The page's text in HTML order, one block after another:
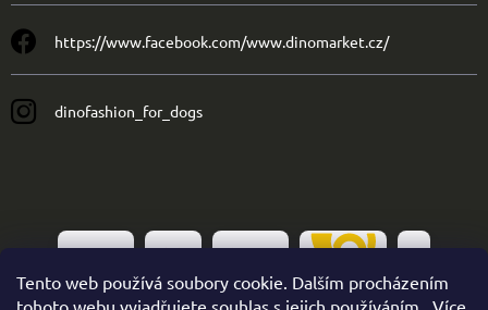
Tento web používá soubory cookie. Dalším procházením
tohoto webu vyjadřujete souhlas s jejich používáním.. Více
https://www.facebook.com/www.dinomarket.cz/
dinofashion_for_dogs